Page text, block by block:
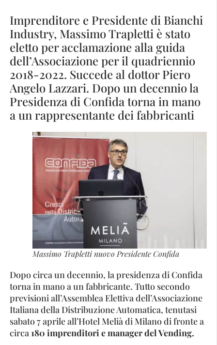
Imprenditore e Presidente di Bianchi
Industry, Massimo Trapletti è stato
eletto per acclamazione alla guida
dell’Associazione per il quadriennio
2018-2022. Succede al dottor Piero
Angelo Lazzari. Dopo un decennio la
Presidenza di Confida torna in mano
a un rappresentante dei fabbricanti
Massimo Trapletti nuovo Presidente Confida
Dopo circa un decennio, la presidenza di Confida
torna in mano a un fabbricante. Tutto secondo
previsioni all’Assemblea Elettiva dell’Associazione
Italiana della Distribuzione Automatica, tenutasi
sabato 7 aprile all’Hotel Melià di Milano di fronte a
circa 180 imprenditori e manager del Vending.